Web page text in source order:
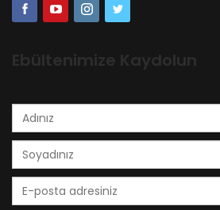
Ebültenimize Kaydolun